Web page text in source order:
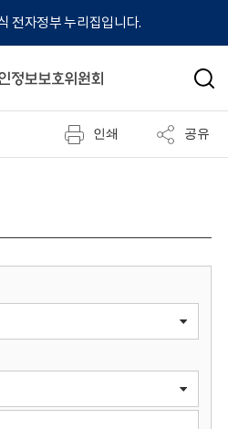
전자정부 누리집입니다.
검
인쇄 공유